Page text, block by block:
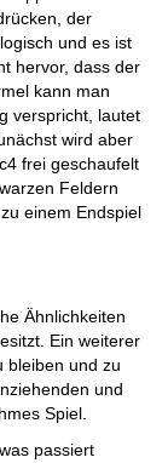
der
und es ist
hervor, dass der
kann man
verspricht, lautet
wird aber
frei geschaufelt
Feldern
einem Endspiel
Ähnlichkeiten
Ein weiterer
bleiben und zu
und
Spiel.
passiert